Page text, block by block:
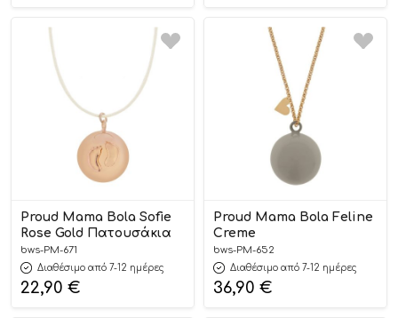
Proud Mama Bola Sofie
Rose Gold Πατουσάκια
bws-PM-671
Διαθέσιμο από 7-12 ημέρες
22,90 €
Proud Mama Bola Feline
Creme
bws-PM-652
Διαθέσιμο από 7-12 ημέρες
36,90 €